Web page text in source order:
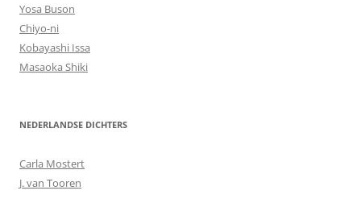
Yosa Buson
Chiyo-ni
Kobayashi Issa
Masaoka Shiki
NEDERLANDSE DICHTERS
Carla Mostert
J. van Tooren